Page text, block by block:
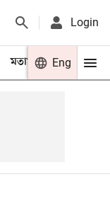
Login
মতামত খেলা
Eng